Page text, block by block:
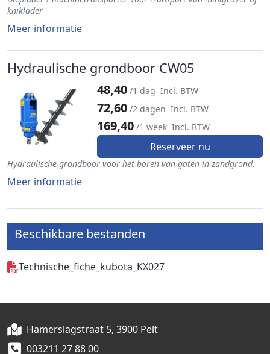
kniklader
Meer informatie
Hydraulische grondboor CW05
48,40 /1 dag Incl. BTW
72,60 /2 dagen Incl. BTW
169,40 /1 week Incl. BTW
Reserveer nu
Hydraulische grondboor voor het boren van gaten in zandgrond.
Meer informatie
Beschikbare bestanden
Technische_fiche_kubota_KX027
Hamerslagstraat 5, 3900 Pelt
003211 27 88 00